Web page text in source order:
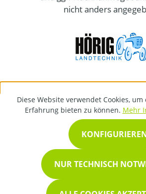
nicht anders
Diese Website verwendet Cookies,
Erfahrung bieten zu können. Mehr
NUR TECHNISCH